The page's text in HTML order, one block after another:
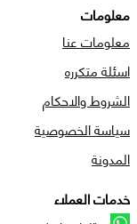
معلومات
معلومات عنا
اسئلة متكرره
الشروط والاحكام
سياسة الخصوصية
المدونة
خدمات العملاء